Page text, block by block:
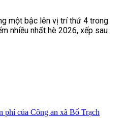
một bậc lên vị trí thứ 4 trong
nhiều nhất hè 2026, xếp sau
phí của Công an xã Bố Trạch